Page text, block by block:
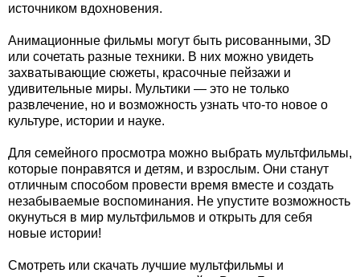
источником вдохновения.
Анимационные фильмы могут быть рисованными, 3D
или сочетать разные техники. В них можно увидеть
захватывающие сюжеты, красочные пейзажи и
удивительные миры. Мультики — это не только
развлечение, но и возможность узнать что-то новое о
культуре, истории и науке.
Для семейного просмотра можно выбрать мультфильмы,
которые понравятся и детям, и взрослым. Они станут
отличным способом провести время вместе и создать
незабываемые воспоминания. Не упустите возможность
окунуться в мир мультфильмов и открыть для себя
новые истории!
Смотреть или скачать лучшие мультфильмы и